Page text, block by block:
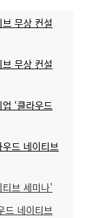
무상 컨설
무상 컨설
‘클라우드
드 네이티브
브 세미나’
드 네이티브